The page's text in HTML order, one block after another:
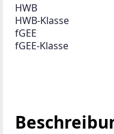
HWB
HWB-Klasse
fGEE
fGEE-Klasse